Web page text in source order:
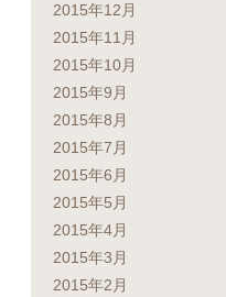
2015年12月
2015年11月
2015年10月
2015年9月
2015年8月
2015年7月
2015年6月
2015年5月
2015年4月
2015年3月
2015年2月